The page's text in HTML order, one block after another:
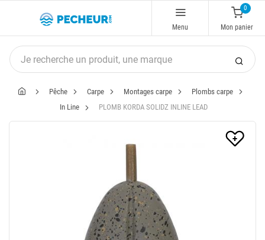
Menu
0
Mon panier
Pêche Carpe Montages carpe
Plombs carpe
In Line
PLOMB KORDA SOLIDZ INLINE LEAD